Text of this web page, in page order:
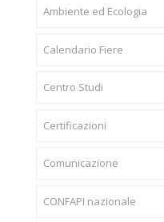
Ambiente ed Ecologia
Calendario Fiere
Centro Studi
Certificazioni
Comunicazione
CONFAPI nazionale